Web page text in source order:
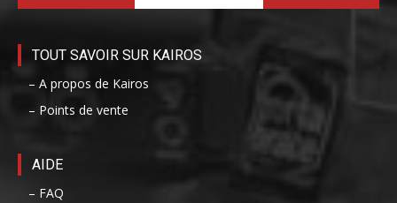
TOUT SAVOIR SUR KAIROS
– A propos de Kairos
– Points de vente
AIDE
– FAQ